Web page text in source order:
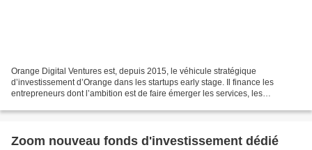
Orange Digital Ventures est, depuis 2015, le véhicule stratégique
d’investissement d’Orange dans les startups early stage. Il finance les
entrepreneurs dont l’ambition est de faire émerger les services, les
Zoom nouveau fonds d'investissement dédié